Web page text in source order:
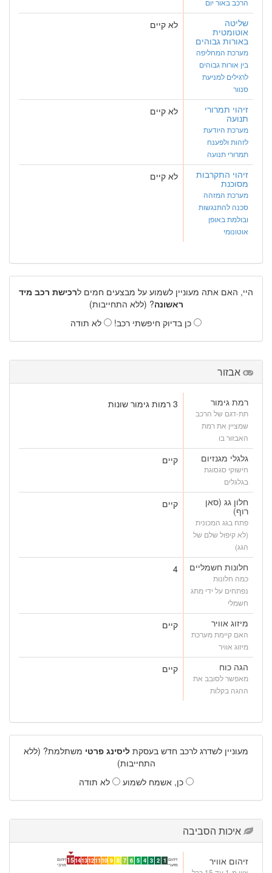
שליטה
אוטומטית
באורות גבוהים
מערכת המחליפה
בין אורות גבוהים
לרגילים למניעת
סנוור
לא קיים
זיהוי תמרורי
תנועה
מערכת היודעת
לזהות ולפענח
תמרורי תנועה
לא קיים
זיהוי התקרבות
מסוכנת
מערכת המזהה
סכנה להתנגשות
ובולמת באופן
אוטונומי
לא קיים
היי, האם אתה מעוניין לשמוע על מבצעים חמים לרכישת רכב מיד
ראשונה? (ללא התחייבות)
כן בדיוק חיפשתי רכב!
לא תודה
אבזור
רמת גימור
תת-דגם של הרכב
שמציין את רמת
האבזור בו
3 רמות גימור שונות
גלגלי מגנזיום
חישוקי סגסוגת
בגלגלים
קיים
חלון גג (סאן
רוף)
פתח בגג המכונית
(לא קיפול שלם של
הגג)
קיים
חלונות חשמליים
כמה חלונות
נפתחים על ידי מתג
חשמלי
4
מיזוג אוויר
האם קיימת מערכת
מיזוג אוויר
קיים
הגה כוח
מאפשר לסובב את
ההגה בקלות
קיים
מעוניין לשדרג לרכב חדש בעסקת ליסינג פרטי משתלמת? (ללא
התחייבות)
כן, אשמח לשמוע
לא תודה
איכות הסביבה
זיהום אוויר
זיהום
מזערי 1
2
3
4
5
6
7
8
9
10
11
12
13
14
15זיהום
מרבי